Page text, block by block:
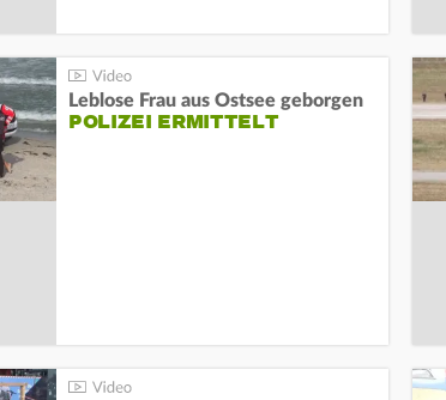
Leblose Frau aus Ostsee geborgen
POLIZEI ERMITTELT